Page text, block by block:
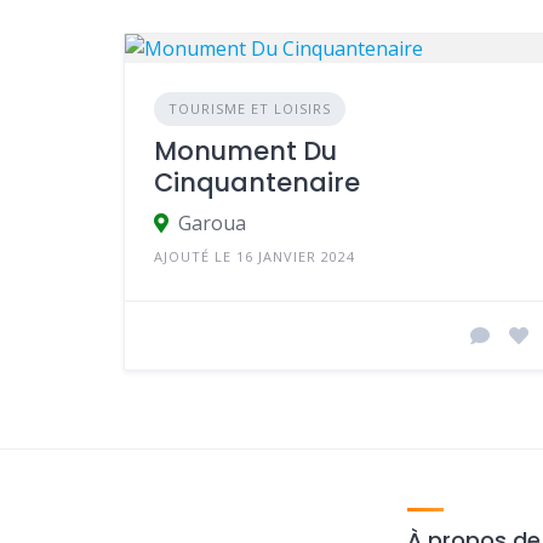
TOURISME ET LOISIRS
Monument Du
Cinquantenaire
Garoua
AJOUTÉ LE 16 JANVIER 2024